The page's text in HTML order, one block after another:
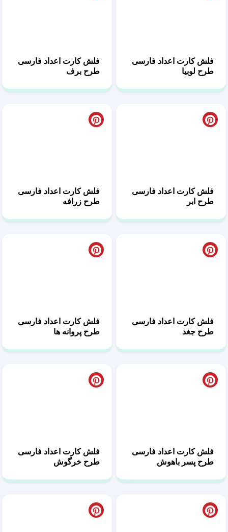
فلش کارت اعداد فارسی
طرح لوبیا
فلش کارت اعداد فارسی
طرح برف
فلش کارت اعداد فارسی
طرح ابر
فلش کارت اعداد فارسی
طرح زرافه
فلش کارت اعداد فارسی
طرح جغد
فلش کارت اعداد فارسی
طرح پروانه ها
فلش کارت اعداد فارسی
طرح پسر باهوش
فلش کارت اعداد فارسی
طرح خرگوش